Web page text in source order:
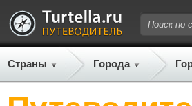
Страны Города